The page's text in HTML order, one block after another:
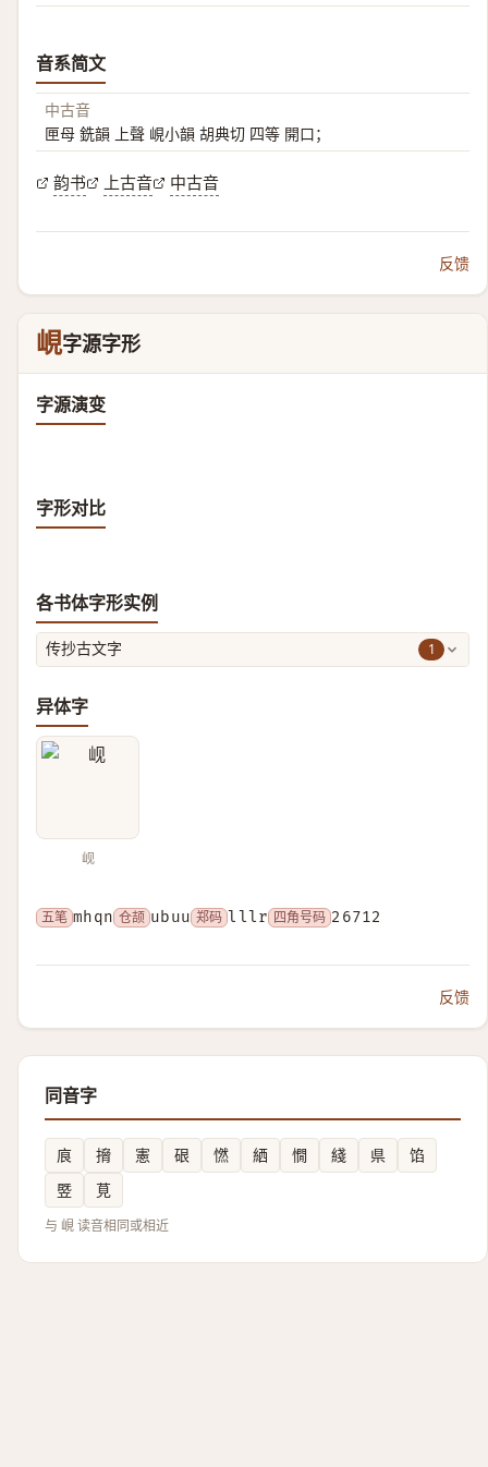
音系简文
中古音
匣母 銑韻 上聲 峴小韻 胡典切 四等 開口；
韵书 上古音 中古音
反馈
峴字源字形
字源演变
字形对比
各书体字形实例
传抄古文字 1
异体字
岘
五笔 mhqn 仓颉 ubuu 郑码 lllr 四角号码 26712
反馈
同音字
㡾 搚 憲 硍 㦓 絤 憪 綫 県
馅
䇒
莧
与 峴 读音相同或相近